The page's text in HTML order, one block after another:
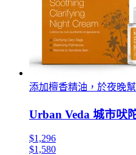
添加檀香精油，於夜晚
Urban Veda 城市吠
$1,296
$1,580